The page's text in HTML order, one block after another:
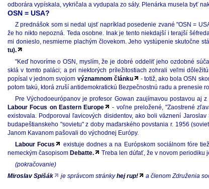
odborára vypískala, vykričala a vydupala zo sály. Plenárka musela byť
OSN = USA?
Z prednášok som si nedal ujsť napríklad posedenie zvané "OSN =
že ho nikto nepozná. Teda osobne. Inak je tento niekdajší i terajší
mi donieslo, nesmierne plachým človekom. Jeho vystúpenie skutočne
tu).
"Keď hovoríme o OSN, myslím, že je dobré oddeliť jeho ozdobné
sklá v tomto paláci; a pri niektorých príležitostiach zohrali veľmi
popísal v jednom svojom významnom článku
- totiž, ako bola OSN
potom takú, ktorá zruší antidemokratickú Bezpečnostnú radu a prenesie
Pre Východoeurópanov je profesor Gowan zaujímavou postavou aj
Labour Focus on Eastern Europe
- voľne preložené, "Zaostrené
existovala. Podporoval ľavicových disidentov, ako boli väznení
budapeštianskeho "sovietu" z doby maďarského povstania r. 1956
Janom Kavanom pašovali do východnej Európy.
Labour Focus
existuje dodnes a na Európskom sociálnom fóre
nemeckým časopisom Debatte.
Treba len dúfať, že v novom periodiku
(pokračovanie)
Miroslav Spišák
je správcom stránkyhej rup!
a členom Združenia